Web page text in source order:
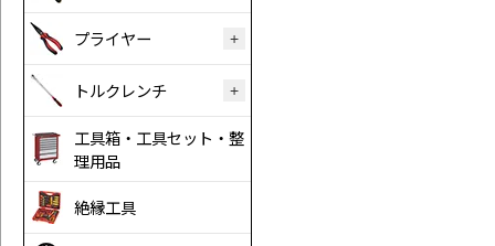
プライヤー
トルクレンチ
工具箱・工具セット・整
理用品
絶縁工具